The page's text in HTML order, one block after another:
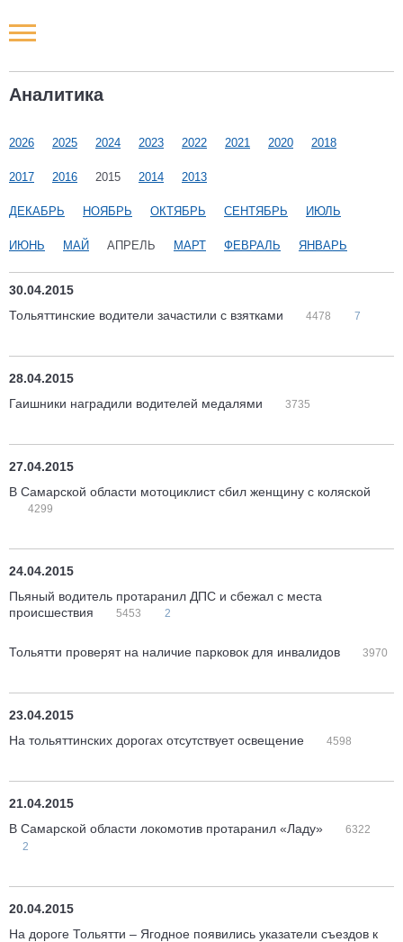
Аналитика
2026 2025 2024 2023 2022 2021 2020 2018
2017 2016 2015 2014 2013
ДЕКАБРЬ НОЯБРЬ ОКТЯБРЬ СЕНТЯБРЬ ИЮЛЬ
ИЮНЬ МАЙ АПРЕЛЬ МАРТ ФЕВРАЛЬ ЯНВАРЬ
30.04.2015
Тольяттинские водители зачастили с взятками
4478 7
28.04.2015
Гаишники наградили водителей медалями
3735
27.04.2015
В Самарской области мотоциклист сбил женщину с коляской
4299
24.04.2015
Пьяный водитель протаранил ДПС и сбежал с места
происшествия
5453 2
Тольятти проверят на наличие парковок для инвалидов 3970
23.04.2015
На тольяттинских дорогах отсутствует освещение
4598
21.04.2015
В Самарской области локомотив протаранил «Ладу»
6322
2
20.04.2015
На дороге Тольятти – Ягодное появились указатели съездов к
Новости РФ
Наши мероприятия
Статьи